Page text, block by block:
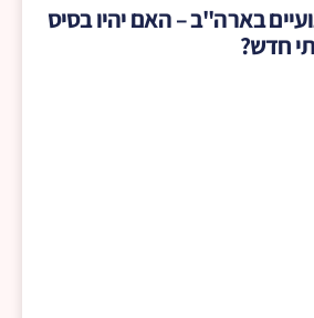
בארה"ב – האם יהיו בסיס
חדש?